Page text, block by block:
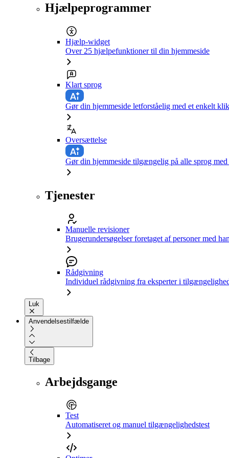
Hjælpeprogrammer
Hjælp-widget
Over 25 hjælpefunktioner til din hjemmeside
Klart sprog
Gør din hjemmeside letforståelig med et enkelt klik
Oversættelse
Gør din hjemmeside tilgængelig på alle sprog
Tjenester
Manuelle revisioner
Brugerundersøgelser foretaget af personer med
Rådgivning
Individuel rådgivning fra eksperter i
Luk
Anvendelsestilfælde
Tilbage
Arbejdsgange
Test
Automatiseret og manuel tilgængelighedstest